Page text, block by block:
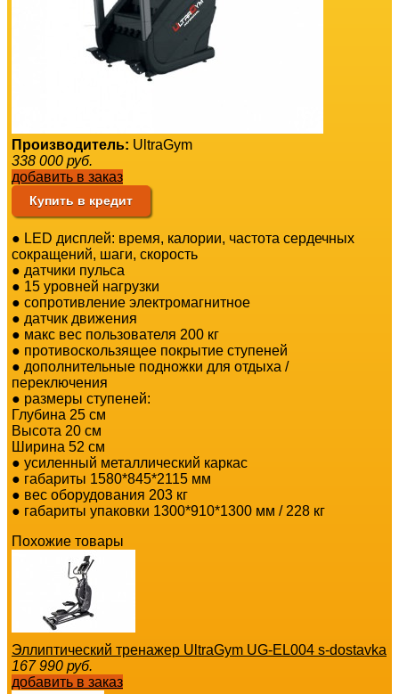
Производитель: UltraGym
338 000 руб.
добавить в заказ
Купить в кредит
● LED дисплей: время, калории, частота сердечных
сокращений, шаги, скорость
● датчики пульса
● 15 уровней нагрузки
● сопротивление электромагнитное
● датчик движения
● макс вес пользователя 200 кг
● противоскользящее покрытие ступеней
● дополнительные подножки для отдыха /
переключения
● размеры ступеней:
Глубина 25 см
Высота 20 см
Ширина 52 см
● усиленный металлический каркас
● габариты 1580*845*2115 мм
● вес оборудования 203 кг
● габариты упаковки 1300*910*1300 мм / 228 кг
Похожие товары
Эллиптический тренажер UltraGym UG-EL004 s-dostavka
167 990 руб.
добавить в заказ